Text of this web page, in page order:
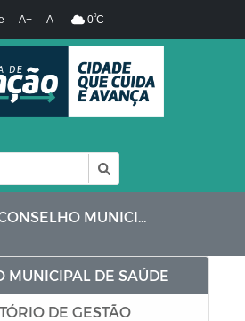
A+ A- 0ºC
MUNICIPAL DE SAÚDE
MUNICIPAL DE SAÚDE
DE GESTÃO